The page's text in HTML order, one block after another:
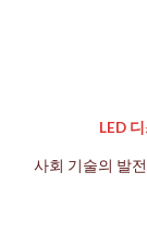
LED
사회 기술의 발